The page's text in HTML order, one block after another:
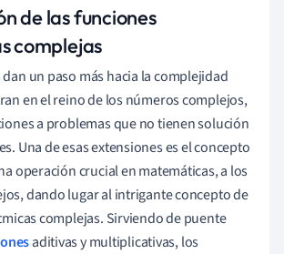
de las funciones
complejas
un paso más hacia la complejidad
en el reino de los números complejos,
a problemas que no tienen solución
Una de esas extensiones es el concepto
operación crucial en matemáticas, a los
dando lugar al intrigante concepto de
complejas. Sirviendo de puente
aditivas y multiplicativas, los